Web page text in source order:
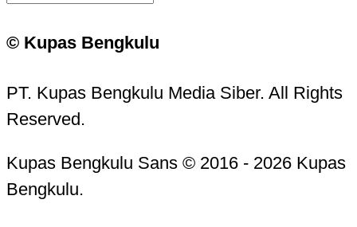
© Kupas Bengkulu
PT. Kupas Bengkulu Media Siber. All Rights
Reserved.
Kupas Bengkulu Sans © 2016 - 2026 Kupas
Bengkulu.